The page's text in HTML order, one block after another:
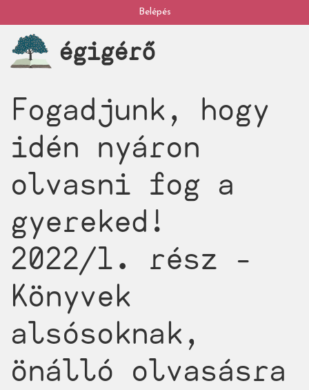
a
tartalomra
My
account
Belépés
égigérő
Fogadjunk, hogy
idén nyáron
olvasni fog a
gyereked!
2022/1. rész -
Könyvek
alsósoknak,
önálló olvasásra